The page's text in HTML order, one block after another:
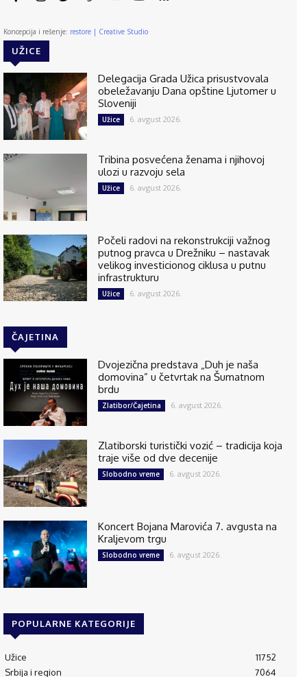
Koncepcija i rešenje: restore | Creative Studio
UŽICE
Delegacija Grada Užica prisustvovala
obeležavanju Dana opštine Ljutomer u
Sloveniji
Užice 6. avgust 2026.
Tribina posvećena ženama i njihovoj
ulozi u razvoju sela
Užice 6. avgust 2026.
Počeli radovi na rekonstrukciji važnog
putnog pravca u Drežniku – nastavak
velikog investicionog ciklusa u putnu
infrastrukturu
Užice 6. avgust 2026.
ČAJETINA
Dvojezična predstava „Duh je naša
domovina” u četvrtak na Šumatnom
brdu
Zlatibor/Čajetina 6. avgust 2026.
Zlatiborski turistički vozić – tradicija koja
traje više od dve decenije
Slobodno vreme 6. avgust 2026.
Koncert Bojana Marovića 7. avgusta na
Kraljevom trgu
Slobodno vreme 6. avgust 2026.
POPULARNE KATEGORIJE
Užice
11752
Srbija i region
7064